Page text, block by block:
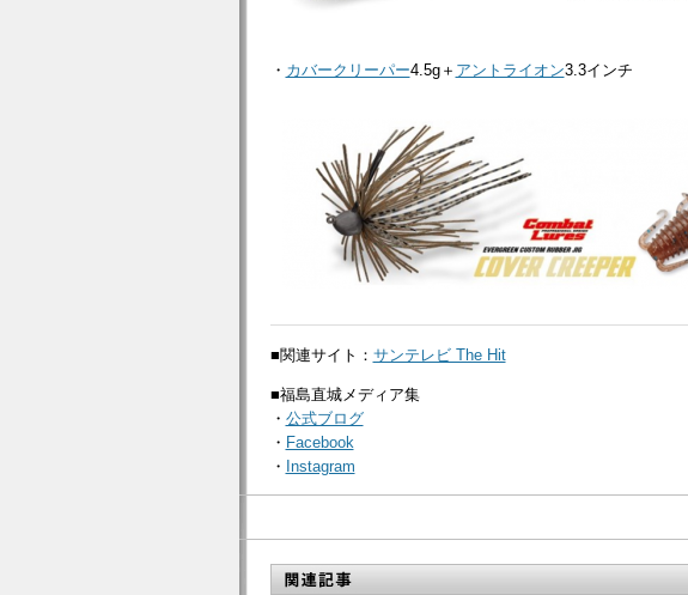
・ カバークリーパー4.5g＋ アントライオン3.3インチ
■関連サイト： サンテレビ The Hit
■福島直城メディア集
・ 公式ブログ
・ Facebook
・ Instagram